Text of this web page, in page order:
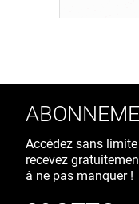
Accédez sans
recevez
à ne pas manquer !